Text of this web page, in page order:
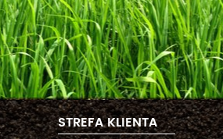
STREFA KLIENTA